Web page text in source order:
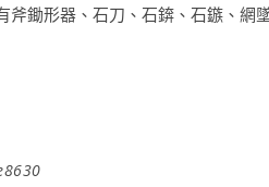
斧鋤形器、石刀、石錛、石鏃、網